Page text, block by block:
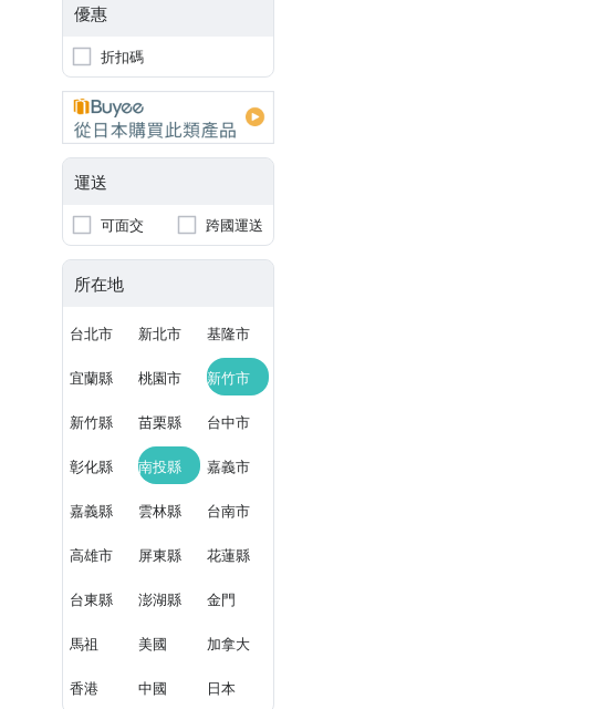
優惠
折扣碼
運送
可面交 跨國運送
所在地
台北市 新北市 基隆市
宜蘭縣 桃園市 新竹市
新竹縣 苗栗縣 台中市
彰化縣 南投縣 嘉義市
嘉義縣 雲林縣 台南市
高雄市 屏東縣 花蓮縣
台東縣 澎湖縣 金門
馬祖 美國 加拿大
香港 中國 日本